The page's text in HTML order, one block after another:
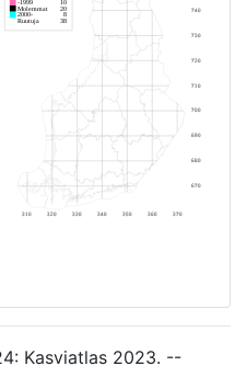
Kasviatlas 2023. --